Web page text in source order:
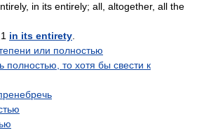
in its entirely; all, altogether, all the
in its entirety
или полностью
полностью, то хотя бы свести к